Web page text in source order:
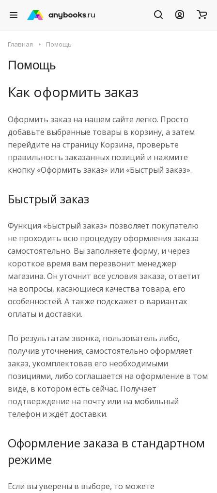
Главная Помощь
Помощь
Как оформить заказ
Оформить заказ на нашем сайте легко. Просто
добавьте выбранные товары в корзину, а затем
перейдите на страницу Корзина, проверьте
правильность заказанных позиций и нажмите
кнопку «Оформить заказ» или «Быстрый заказ».
Быстрый заказ
Функция «Быстрый заказ» позволяет покупателю
не проходить всю процедуру оформления заказа
самостоятельно. Вы заполняете форму, и через
короткое время вам перезвонит менеджер
магазина. Он уточнит все условия заказа, ответит
на вопросы, касающиеся качества товара, его
особенностей. А также подскажет о вариантах
оплаты и доставки.
По результатам звонка, пользователь либо,
получив уточнения, самостоятельно оформляет
заказ, укомплектовав его необходимыми
позициями, либо соглашается на оформление в том
виде, в котором есть сейчас. Получает
подтверждение на почту или на мобильный
телефон и ждёт доставки.
Оформление заказа в стандартном
режиме
Если вы уверены в выборе, то можете